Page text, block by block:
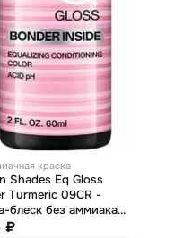
краска
Shades Eq Gloss
Turmeric 09CR -
блеск без аммиака
и ухода
₽